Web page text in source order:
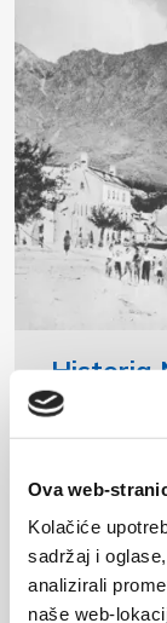
Ova web-
Kolačiće
sadržaj i
analizirali
naše web-
Historia
Pod koniec
ze strony
Czytaj więcej